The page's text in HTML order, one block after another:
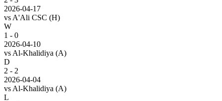
2026-04-17
vs A'Ali CSC (H)
W
1 - 0
2026-04-10
vs Al-Khalidiya (A)
D
2 - 2
2026-04-04
vs Al-Khalidiya (A)
L